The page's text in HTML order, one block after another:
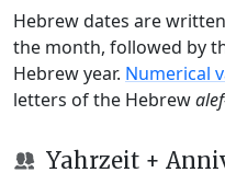
Hebrew dates are
the month, followed by
Hebrew year. Numerical
letters of the Hebrew
Yahrzeit +